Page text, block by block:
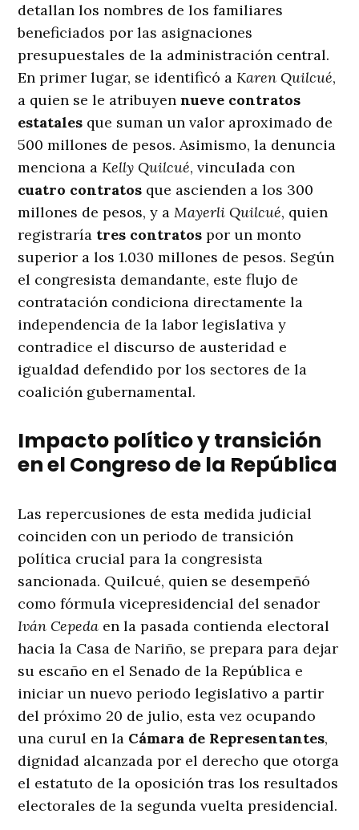
detallan los nombres de los familiares
beneficiados por las asignaciones
presupuestales de la administración central.
En primer lugar, se identificó aKaren Quilcué,
a quien se le atribuyennueve contratos
estatales que suman un valor aproximado de
500 millones de pesos. Asimismo, la denuncia
menciona aKelly Quilcué, vinculada con
cuatro contratos que ascienden a los 300
millones de pesos, y aMayerli Quilcué, quien
registraría tres contratos por un monto
superior a los 1.030 millones de pesos. Según
el congresista demandante, este flujo de
contratación condiciona directamente la
independencia de la labor legislativa y
contradice el discurso de austeridad e
igualdad defendido por los sectores de la
coalición gubernamental.
Impacto político y transición
en el Congreso de la República
Las repercusiones de esta medida judicial
coinciden con un periodo de transición
política crucial para la congresista
sancionada. Quilcué, quien se desempeñó
como fórmula vicepresidencial del senador
Iván Cepeda en la pasada contienda electoral
hacia la Casa de Nariño, se prepara para dejar
su escaño en el Senado de la República e
iniciar un nuevo periodo legislativo a partir
del próximo 20 de julio, esta vez ocupando
una curul en la Cámara de Representantes,
dignidad alcanzada por el derecho que otorga
el estatuto de la oposición tras los resultados
electorales de la segunda vuelta presidencial.